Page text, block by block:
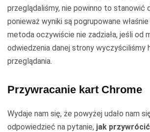
przeglądaliśmy, nie powinno to stanowić
ponieważ wyniki są pogrupowane
metoda oczywiście nie zadziała, jeśli od
odwiedzenia danej strony wyczyściliśmy
przeglądania.
Przywracanie kart Chrome
Wydaje nam się, że powyżej udało nam
odpowiedzieć na pytanie, jak